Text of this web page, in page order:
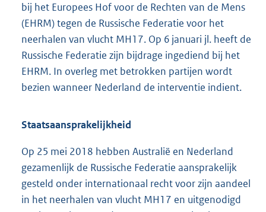
bij het Europees Hof voor de Rechten van de Mens
(EHRM) tegen de Russische Federatie voor het
neerhalen van vlucht MH17. Op 6 januari jl. heeft de
Russische Federatie zijn bijdrage ingediend bij het
EHRM. In overleg met betrokken partijen wordt
bezien wanneer Nederland de interventie indient.
Staatsaansprakelijkheid
Op 25 mei 2018 hebben Australië en Nederland
gezamenlijk de Russische Federatie aansprakelijk
gesteld onder internationaal recht voor zijn aandeel
in het neerhalen van vlucht MH17 en uitgenodigd